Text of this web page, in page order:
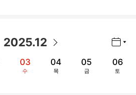
2025.12
03
수
04
목
05
금
06
토